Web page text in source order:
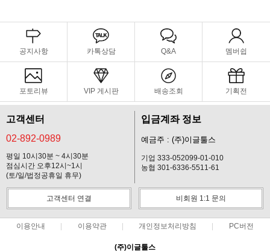
공지사항 카톡상담 Q&A 멤버쉽
포토리뷰 VIP 게시판 배송조회 기획전
고객센터
02-892-0989
평일 10시30분 ~ 4시30분
점심시간 오후12시~1시
(토/일/법정공휴일 휴무)
입금계좌 정보
예금주 : (주)이글툴스
기업 333-052099-01-010
농협 301-6336-5511-61
고객센터 연결 비회원 1:1 문의
이용안내 이용약관 개인정보처리방침 PC버전
(주)이글툴스